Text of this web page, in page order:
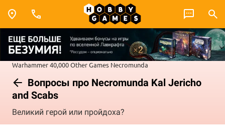
Warhammer 40,000Other Games Necromunda
Вопросы про Necromunda Kal Jericho
and Scabs
Великий герой или пройдоха?